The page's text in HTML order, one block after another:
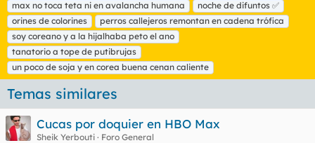
s
max no toca teta ni en avalancha humana
noche de difuntos ✅
orines de colorines
perros callejeros remontan en cadena trófica
soy coreano y a la hijalhaba peto el ano
tanatorio a tope de putibrujas
un poco de soja y en corea buena cenan caliente
Temas similares
Cucas por doquier en HBO Max
Sheik Yerbouti
Foro General